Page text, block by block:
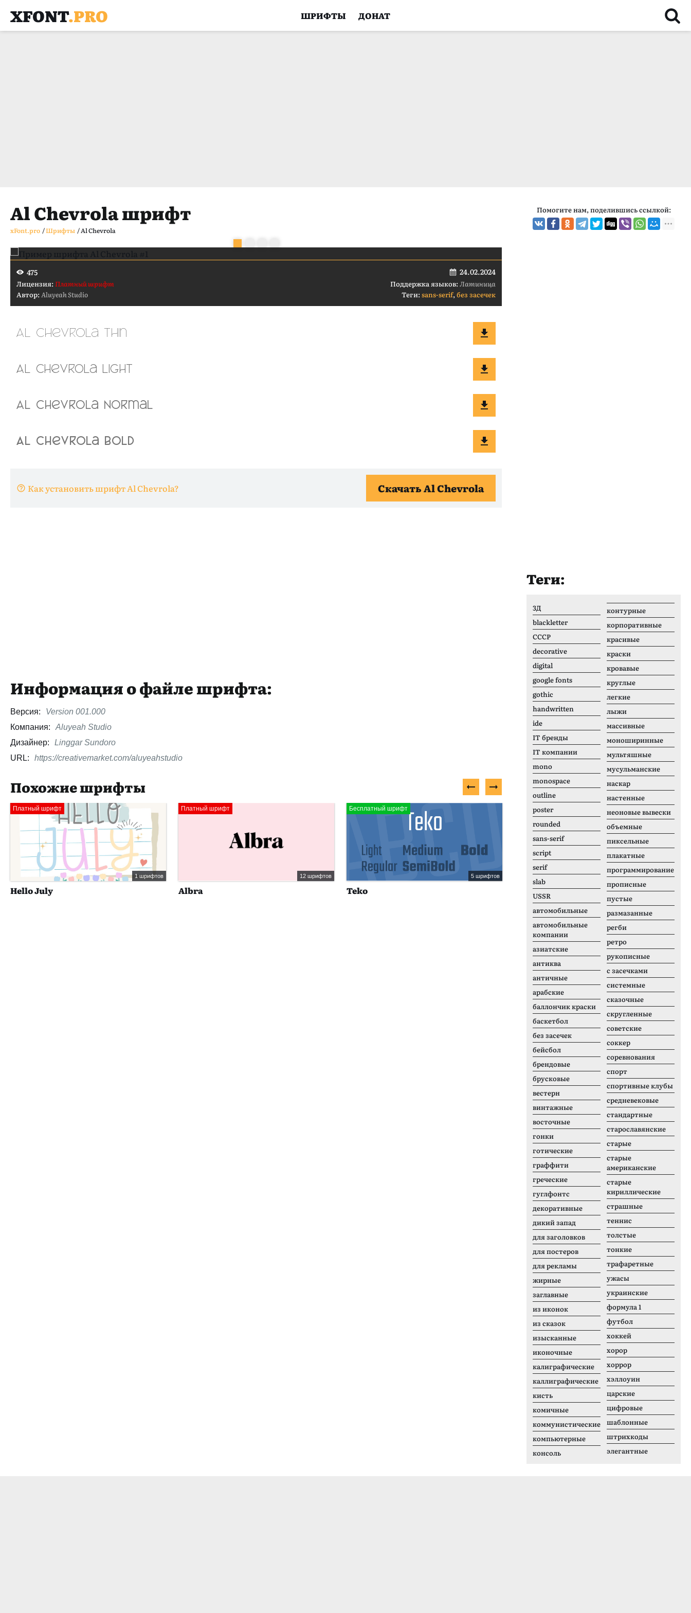
XFONT.PRO ШРИФТЫ ДОНАТ
Al Chevrola шрифт
xFont.pro /Шрифты /Al Chevrola
Помогите нам, поделившись ссылкой:
475 24.02.2024
Лицензия:Платный шрифт Поддержка языков:Латиница
Автор:Aluyeah Studio Теги:sans-serif,без засечек
Как установить шрифт Al Chevrola? Скачать Al Chevrola
Информация о файле шрифта:
Версия:
Version 001.000
Компания:
Aluyeah Studio
Дизайнер:
Linggar Sundoro
URL:
https://creativemarket.com/aluyeahstudio
Похожие шрифты
Платный шрифт
1 шрифтов
Hello July
Платный шрифт
12 шрифтов
Albra
Бесплатный шрифт
5 шрифтов
Teko
Неизвестно
1 шрифтов
Gomesh Rounded
Теги:
3Д
blackletter
CCCР
decorative
digital
google fonts
gothic
handwritten
ide
IT бренды
IT компании
mono
monospace
outline
poster
rounded
sans-serif
script
serif
slab
USSR
автомобильные
автомобильные
компании
азиатские
антиква
античные
арабские
баллончик краски
баскетбол
без засечек
бейсбол
брендовые
брусковые
вестерн
винтажные
восточные
гонки
готические
граффити
греческие
гуглфонтс
декоративные
дикий запад
для заголовков
для постеров
для рекламы
жирные
заглавные
из иконок
из сказок
изысканные
иконочные
калиграфические
каллиграфические
кисть
комичные
коммунистические
компьютерные
консоль
контурные
корпоративные
красивые
краски
кровавые
круглые
легкие
лыжи
массивные
моноширинные
мультяшные
мусульманские
наскар
настенные
неоновые вывески
объемные
пиксельные
плакатные
программирование
прописные
пустые
размазанные
регби
ретро
рукописные
с засечками
системные
сказочные
скругленные
советские
соккер
соревнования
спорт
спортивные клубы
средневековые
стандартные
старославянские
старые
старые
американские
старые
кириллические
страшные
теннис
толстые
тонкие
трафаретные
ужасы
украинские
формула 1
футбол
хоккей
хорор
хоррор
хэллоуин
царские
цифровые
шаблонные
штрихкоды
элегантные